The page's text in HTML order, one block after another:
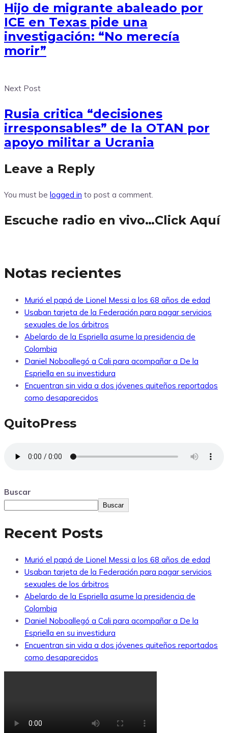
Hijo de migrante abaleado por
ICE en Texas pide una
investigación: “No merecía
morir”
Next Post
Rusia critica “decisiones
irresponsables” de la OTAN por
apoyo militar a Ucrania
Leave a Reply
You must be logged in to post a comment.
Escuche radio en vivo…Click Aquí
Notas recientes
Murió el papá de Lionel Messi a los 68 años de edad
Usaban tarjeta de la Federación para pagar servicios
sexuales de los árbitros
Abelardo de la Espriella asume la presidencia de
Colombia
Daniel Noboallegó a Cali para acompañar a De la
Espriella en su investidura
Encuentran sin vida a dos jóvenes quiteños reportados
como desaparecidos
QuitoPress
Buscar
Buscar
Recent Posts
Murió el papá de Lionel Messi a los 68 años de edad
Usaban tarjeta de la Federación para pagar servicios
sexuales de los árbitros
Abelardo de la Espriella asume la presidencia de
Colombia
Daniel Noboallegó a Cali para acompañar a De la
Espriella en su investidura
Encuentran sin vida a dos jóvenes quiteños reportados
como desaparecidos